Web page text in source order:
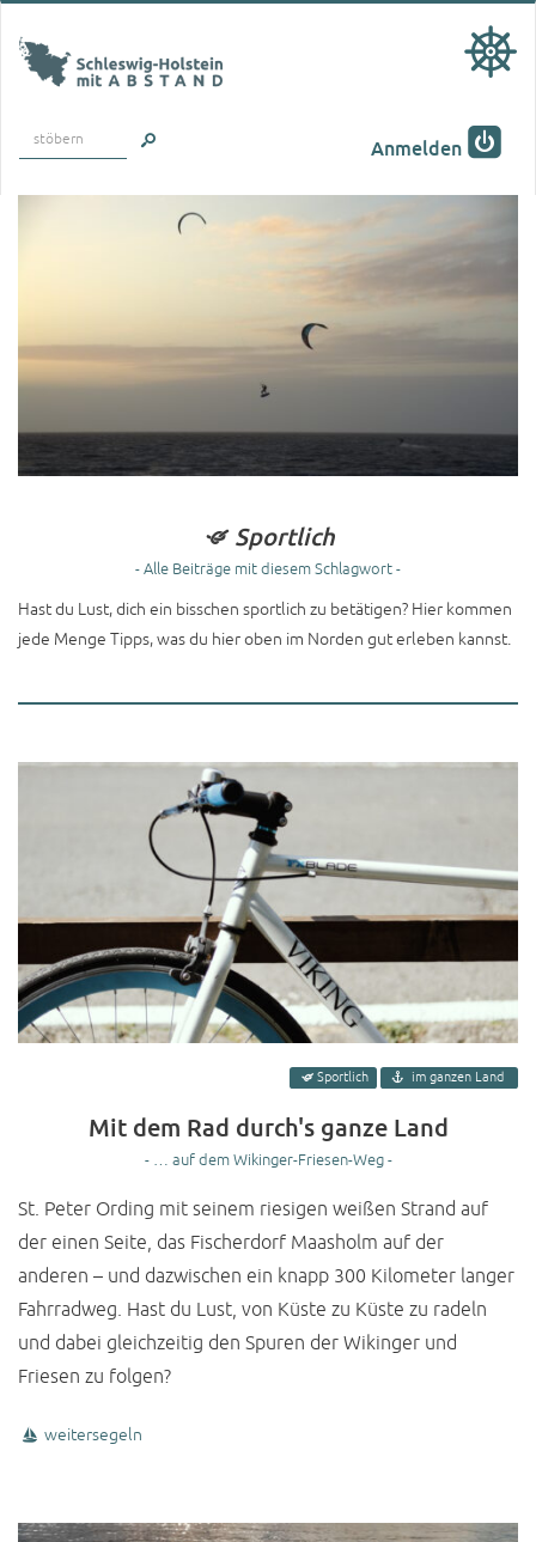
Anmelden
Sportlich
- Alle Beiträge mit diesem Schlagwort -
Hast du Lust, dich ein bisschen sportlich zu betätigen? Hier kommen
jede Menge Tipps, was du hier oben im Norden gut erleben kannst.
Sportlich im ganzen Land
Mit dem Rad durch's ganze Land
- … auf dem Wikinger-Friesen-Weg -
St. Peter Ording mit seinem riesigen weißen Strand auf
der einen Seite, das Fischerdorf Maasholm auf der
anderen – und dazwischen ein knapp 300 Kilometer langer
Fahrradweg. Hast du Lust, von Küste zu Küste zu radeln
und dabei gleichzeitig den Spuren der Wikinger und
Friesen zu folgen?
weitersegeln